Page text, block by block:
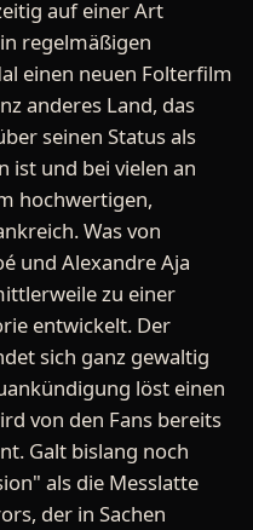
auf einer Art
regelmäßigen
einen neuen Folterfilm
anderes Land, das
seinen Status als
ist und bei vielen an
hochwertigen,
Was von
und Alexandre Aja
zu einer
entwickelt. Der
sich ganz gewaltig
löst einen
von den Fans bereits
Galt bislang noch
als die Messlatte
der in Sachen